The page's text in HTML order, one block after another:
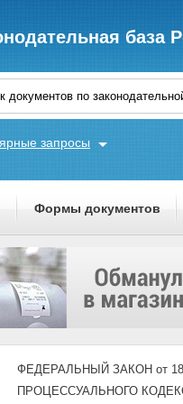
база
запросы
Формы документов
ФЕДЕРАЛЬНЫЙ ЗАКОН от
ПРОЦЕССУАЛЬНОГО